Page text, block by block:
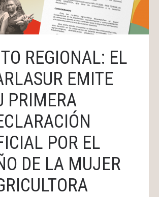
REGIONAL: EL
EMITE
PRIMERA
POR EL
DE LA MUJER